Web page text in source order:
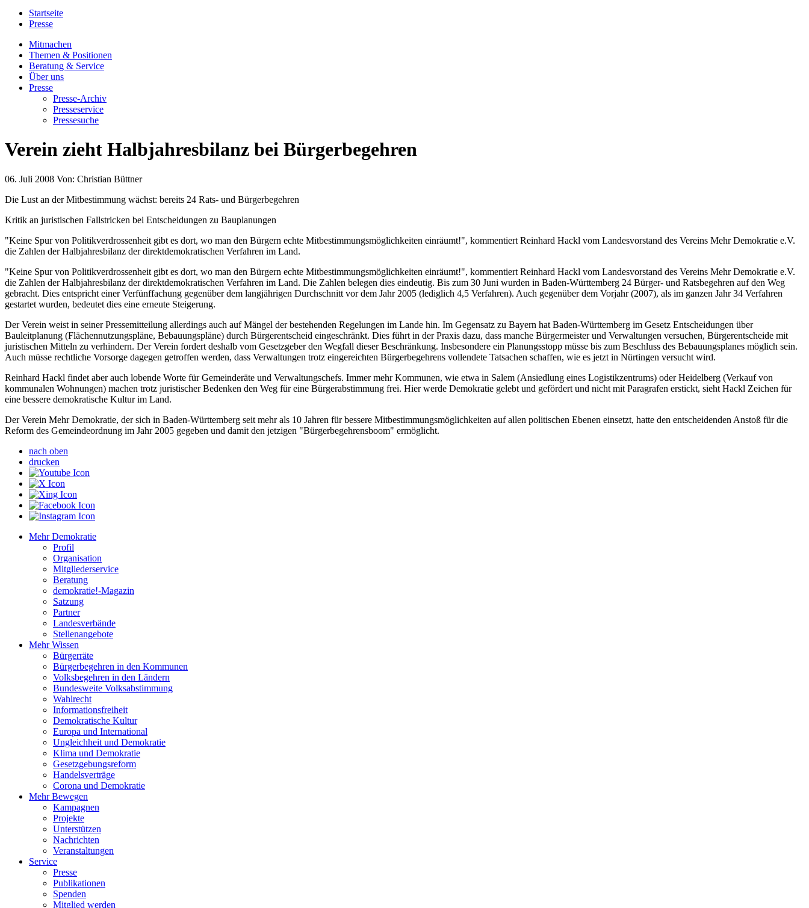
Startseite
Presse
Mitmachen
Themen & Positionen
Beratung & Service
Über uns
Presse
Presse-Archiv
Presseservice
Pressesuche
Verein zieht Halbjahresbilanz bei Bürgerbegehren
06. Juli 2008 Von: Christian Büttner
Die Lust an der Mitbestimmung wächst: bereits 24 Rats- und Bürgerbegehren
Kritik an juristischen Fallstricken bei Entscheidungen zu Bauplanungen
"Keine Spur von Politikverdrossenheit gibt es dort, wo man den Bürgern echte Mitbestimmungsmöglichkeiten einräumt!", kommentiert Reinhard Hackl vom Landesvorstand des Vereins Mehr Demokratie e.V.
die Zahlen der Halbjahresbilanz der direktdemokratischen Verfahren im Land.
"Keine Spur von Politikverdrossenheit gibt es dort, wo man den Bürgern echte Mitbestimmungsmöglichkeiten einräumt!", kommentiert Reinhard Hackl vom Landesvorstand des Vereins Mehr Demokratie e.V.
die Zahlen der Halbjahresbilanz der direktdemokratischen Verfahren im Land. Die Zahlen belegen dies eindeutig. Bis zum 30 Juni wurden in Baden-Württemberg 24 Bürger- und Ratsbegehren auf den Weg
gebracht. Dies entspricht einer Verfünffachung gegenüber dem langjährigen Durchschnitt vor dem Jahr 2005 (lediglich 4,5 Verfahren). Auch gegenüber dem Vorjahr (2007), als im ganzen Jahr 34 Verfahren
gestartet wurden, bedeutet dies eine erneute Steigerung.
Der Verein weist in seiner Pressemitteilung allerdings auch auf Mängel der bestehenden Regelungen im Lande hin. Im Gegensatz zu Bayern hat Baden-Württemberg im Gesetz Entscheidungen über
Bauleitplanung (Flächennutzungspläne, Bebauungspläne) durch Bürgerentscheid eingeschränkt. Dies führt in der Praxis dazu, dass manche Bürgermeister und Verwaltungen versuchen, Bürgerentscheide mit
juristischen Mitteln zu verhindern. Der Verein fordert deshalb vom Gesetzgeber den Wegfall dieser Beschränkung. Insbesondere ein Planungsstopp müsse bis zum Beschluss des Bebauungsplanes möglich sein.
Auch müsse rechtliche Vorsorge dagegen getroffen werden, dass Verwaltungen trotz eingereichten Bürgerbegehrens vollendete Tatsachen schaffen, wie es jetzt in Nürtingen versucht wird.
Reinhard Hackl findet aber auch lobende Worte für Gemeinderäte und Verwaltungschefs. Immer mehr Kommunen, wie etwa in Salem (Ansiedlung eines Logistikzentrums) oder Heidelberg (Verkauf von
kommunalen Wohnungen) machen trotz juristischer Bedenken den Weg für eine Bürgerabstimmung frei. Hier werde Demokratie gelebt und gefördert und nicht mit Paragrafen erstickt, sieht Hackl Zeichen für
eine bessere demokratische Kultur im Land.
Der Verein Mehr Demokratie, der sich in Baden-Württemberg seit mehr als 10 Jahren für bessere Mitbestimmungsmöglichkeiten auf allen politischen Ebenen einsetzt, hatte den entscheidenden Anstoß für die
Reform des Gemeindeordnung im Jahr 2005 gegeben und damit den jetzigen "Bürgerbegehrensboom" ermöglicht.
nach oben
drucken
Mehr Demokratie
Profil
Organisation
Mitgliederservice
Beratung
demokratie!-Magazin
Satzung
Partner
Landesverbände
Stellenangebote
Mehr Wissen
Bürgerräte
Bürgerbegehren in den Kommunen
Volksbegehren in den Ländern
Bundesweite Volksabstimmung
Wahlrecht
Informationsfreiheit
Demokratische Kultur
Europa und International
Ungleichheit und Demokratie
Klima und Demokratie
Gesetzgebungsreform
Handelsverträge
Corona und Demokratie
Mehr Bewegen
Kampagnen
Projekte
Unterstützen
Nachrichten
Veranstaltungen
Service
Presse
Publikationen
Spenden
Mitglied werden